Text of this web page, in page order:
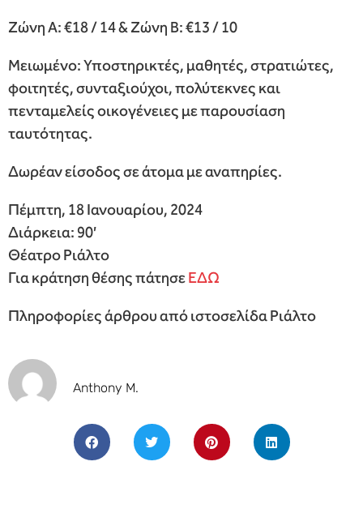
Ζώνη Α: €18 / 14 & Ζώνη Β: €13 / 10
Μειωμένο: Υποστηρικτές, μαθητές, στρατιώτες,
φοιτητές, συνταξιούχοι, πολύτεκνες και
πενταμελείς οικογένειες με παρουσίαση
ταυτότητας.
Δωρέαν είσοδος σε άτομα με αναπηρίες.
Πέμπτη, 18 Ιανουαρίου, 2024
Διάρκεια: 90′
Θέατρο Ριάλτο
Για κράτηση θέσης πάτησεΕΔΩ
Πληροφορίες άρθρου από ιστοσελίδα Ριάλτο
Anthony M.